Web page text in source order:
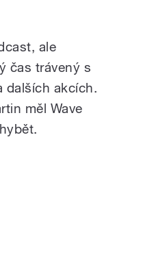
ale
čas trávený s
dalších akcích.
měl Wave